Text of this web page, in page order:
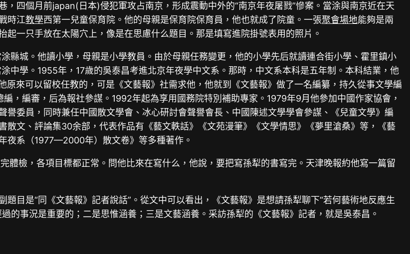
四個月前japan(日本)侵犯軍攻占南京，形成震動中外的“南京年夜屠戮”慘案。當涂與南京近在天
時江教學西第一兒童保育院。他的母親是保育院保育員，他也就成了院童。一張聚會場地能夠是兩
一只手放在太陽穴上，像是在思慮什么題目。那是填寫進院掛號表用的照片。
縣城。他讀小學，母親是小學教員。由於母親任務變更，他的小學先后就讀連合街小學、霍里鎮小
中學。1955年，17歲的吳泰昌考進北京年夜學中文系。那時，中文系本科是五年制。本科結業，他
來可以留校任教的，可是《文藝報》社需求他，他就到《文藝報》做了一名編纂，持久從事文學編
，編審，后為報社參謀。1992年起為享用國務院特別補助專家。1979年9月他參加中國作家協會，
委員，同時兼任中國散文學會、冰心研討會聲譽會長、中國陳述文學學會參謀、《兒童文學》編
散文、評論集30余部，代表作品有《藝文軼話》《文苑漫筆》《文學情思》《夢里滄桑》等，《藝
夜系（1977—2000年）散文卷》等多種著作。
體檢，各項目標都正常。問他比來在寫什么，他說，要把寫孫犁的書寫完。天津晚報約他寫一篇留
題目是“同《文藝報》記者說話”。從文中可以看出，《文藝報》是想請孫犁聊下“若何藝術地反應生
的事況是重要的；二是思惟涵養；三是文藝涵養。采訪孫犁的《文藝報》記者，就是吳泰昌。